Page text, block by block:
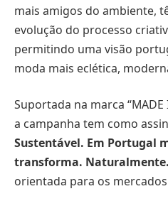
mais amigos do ambiente,
evolução do processo
permitindo uma visão
moda mais eclética,
Suportada na marca “MADE
a campanha tem como
Sustentável. Em Portugal
transforma.
orientada para os